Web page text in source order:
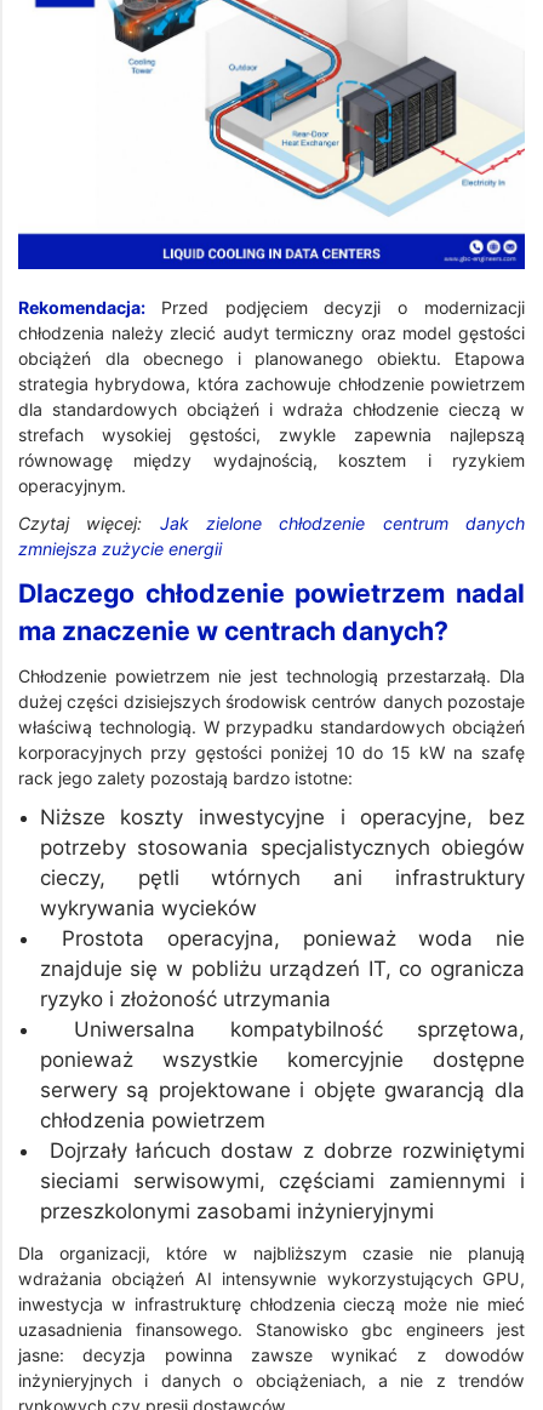
Rekomendacja: Przed podjęciem decyzji o modernizacji
chłodzenia należy zlecić audyt termiczny oraz model gęstości
obciążeń dla obecnego i planowanego obiektu. Etapowa
strategia hybrydowa, która zachowuje chłodzenie powietrzem
dla standardowych obciążeń i wdraża chłodzenie cieczą w
strefach wysokiej gęstości, zwykle zapewnia najlepszą
równowagę między wydajnością, kosztem i ryzykiem
operacyjnym.
Czytaj więcej: Jak zielone chłodzenie centrum danych
zmniejsza zużycie energii
Dlaczego chłodzenie powietrzem nadal
ma znaczenie w centrach danych?
Chłodzenie powietrzem nie jest technologią przestarzałą. Dla
dużej części dzisiejszych środowisk centrów danych pozostaje
właściwą technologią. W przypadku standardowych obciążeń
korporacyjnych przy gęstości poniżej 10 do 15 kW na szafę
rack jego zalety pozostają bardzo istotne:
Niższe koszty inwestycyjne i operacyjne, bez
potrzeby stosowania specjalistycznych obiegów
cieczy, pętli wtórnych ani infrastruktury
wykrywania wycieków
Prostota operacyjna, ponieważ woda nie
znajduje się w pobliżu urządzeń IT, co ogranicza
ryzyko i złożoność utrzymania
Uniwersalna kompatybilność sprzętowa,
ponieważ wszystkie komercyjnie dostępne
serwery są projektowane i objęte gwarancją dla
chłodzenia powietrzem
Dojrzały łańcuch dostaw z dobrze rozwiniętymi
sieciami serwisowymi, częściami zamiennymi i
przeszkolonymi zasobami inżynieryjnymi
Dla organizacji, które w najbliższym czasie nie planują
wdrażania obciążeń AI intensywnie wykorzystujących GPU,
inwestycja w infrastrukturę chłodzenia cieczą może nie mieć
uzasadnienia finansowego. Stanowisko gbc engineers jest
jasne: decyzja powinna zawsze wynikać z dowodów
inżynieryjnych i danych o obciążeniach, a nie z trendów
rynkowych czy presji dostawców.